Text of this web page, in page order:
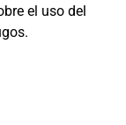
el uso del